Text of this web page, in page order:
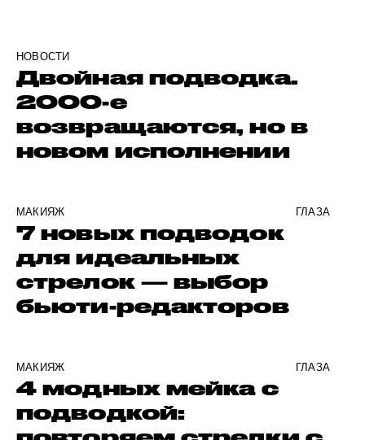
НОВОСТИ
Двойная подводка.
2000-е
возвращаются, но в
новом исполнении
МАКИЯЖ ГЛАЗА
7 новых подводок
для идеальных
стрелок — выбор
бьюти-редакторов
МАКИЯЖ ГЛАЗА
4 модных мейка с
подводкой: